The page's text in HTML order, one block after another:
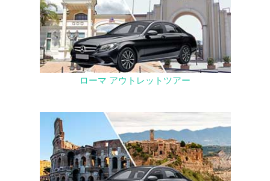
ローマ アウトレットツアー